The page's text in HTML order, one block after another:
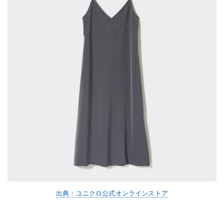
出典：ユニクロ公式オンラインストア